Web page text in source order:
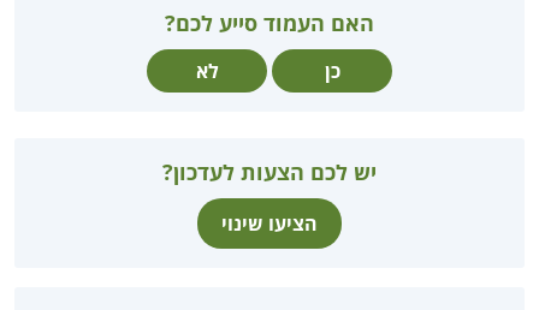
האם העמוד סייע לכם?
כן לא
יש לכם הצעות לעדכון?
הציעו שינוי